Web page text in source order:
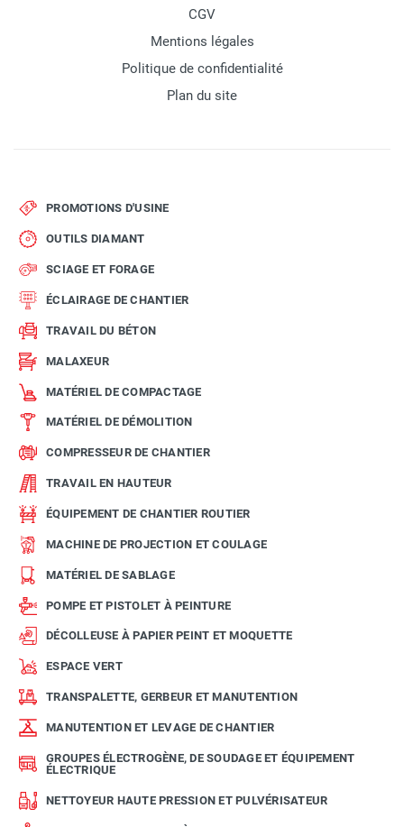
CGV
Mentions légales
Politique de confidentialité
Plan du site
PROMOTIONS D'USINE
OUTILS DIAMANT
SCIAGE ET FORAGE
ÉCLAIRAGE DE CHANTIER
TRAVAIL DU BÉTON
MALAXEUR
MATÉRIEL DE COMPACTAGE
MATÉRIEL DE DÉMOLITION
COMPRESSEUR DE CHANTIER
TRAVAIL EN HAUTEUR
ÉQUIPEMENT DE CHANTIER ROUTIER
MACHINE DE PROJECTION ET COULAGE
MATÉRIEL DE SABLAGE
POMPE ET PISTOLET À PEINTURE
DÉCOLLEUSE À PAPIER PEINT ET MOQUETTE
ESPACE VERT
TRANSPALETTE, GERBEUR ET MANUTENTION
MANUTENTION ET LEVAGE DE CHANTIER
GROUPES ÉLECTROGÈNE, DE SOUDAGE ET ÉQUIPEMENT
ÉLECTRIQUE
NETTOYEUR HAUTE PRESSION ET PULVÉRISATEUR